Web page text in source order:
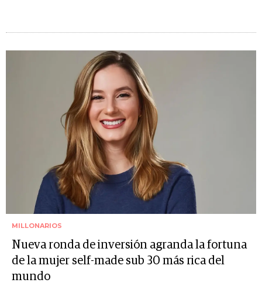
MILLONARIOS
Nueva ronda de inversión agranda la fortuna
de la mujer self-made sub 30 más rica del
mundo